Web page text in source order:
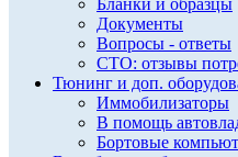
Бланки и образцы
Документы
Вопросы - ответы
СТО: отзывы
Тюнинг и доп.
Иммобилизаторы
В помощь
Бортовые